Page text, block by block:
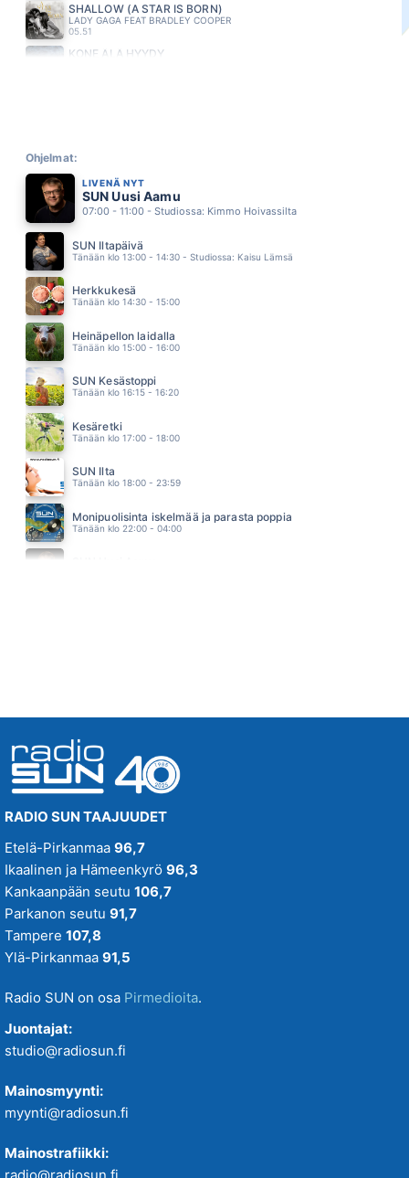
SHALLOW (A STAR IS BORN)
LADY GAGA FEAT BRADLEY COOPER
05.51
KONE ÄLÄ HYYDY
MARISKA
HIKINEN ILTAPÄIVÄ
AKI SIRKESALO
05.29
TOMMI LÄNTINEN
05.24
TUURE KILPELÄINEN
05.18
KAJ
05.15
ABBA
05.11
ANNUKKA
05.03
ABREU
04.55
HEIKKI SILVENNOINEN
04.51
Ohjelmat:
LIVENÄ NYT
SUN Uusi Aamu
07:00 - 11:00 - Studiossa: Kimmo Hoivassilta
SUN Iltapäivä
Tänään klo 13:00 - 14:30 - Studiossa: Kaisu Lämsä
Herkkukesä
Tänään klo 14:30 - 15:00
Heinäpellon laidalla
Tänään klo 15:00 - 16:00
SUN Kesästoppi
Tänään klo 16:15 - 16:20
Kesäretki
Tänään klo 17:00 - 18:00
SUN Ilta
Tänään klo 18:00 - 23:59
Monipuolisinta iskelmää ja parasta poppia
Tänään klo 22:00 - 04:00
RADIO SUN TAAJUUDET
Etelä-Pirkanmaa 96,7
Ikaalinen ja Hämeenkyrö 96,3
Kankaanpään seutu 106,7
Parkanon seutu 91,7
Tampere 107,8
Ylä-Pirkanmaa 91,5
Radio SUN on osa Pirmedioita.
Juontajat:
studio@radiosun.fi
Mainosmyynti:
myynti@radiosun.fi
Mainostrafiikki: